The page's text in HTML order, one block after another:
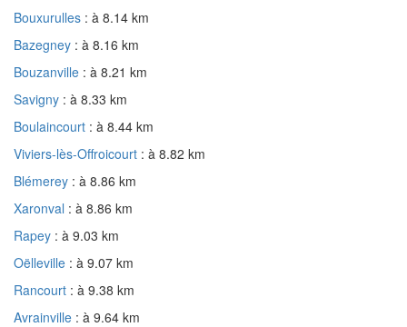
Bouxurulles : à 8.14 km
Bazegney : à 8.16 km
Bouzanville : à 8.21 km
Savigny : à 8.33 km
Boulaincourt : à 8.44 km
Viviers-lès-Offroicourt : à 8.82 km
Blémerey : à 8.86 km
Xaronval : à 8.86 km
Rapey : à 9.03 km
Oëlleville : à 9.07 km
Rancourt : à 9.38 km
Avrainville : à 9.64 km